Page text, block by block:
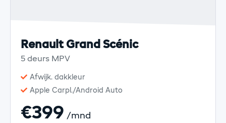
Renault Grand Scénic
5 deurs MPV
Afwijk. dakkleur
Apple Carpl./Android Auto
€399 /mnd